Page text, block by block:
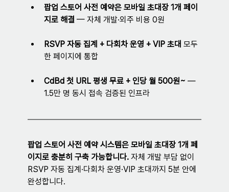
팝업 스토어 사전 예약은 모바일 초대장 1개 페이
지로 해결 — 자체 개발·외주 비용 0원
RSVP 자동 집계 + 다회차 운영 + VIP 초대 모두
한 페이지에 통합
CdBd 첫 URL 평생 무료 + 인당 월 500원~ —
1.5만 명 동시 접속 검증된 인프라
팝업 스토어 사전 예약 시스템은 모바일 초대장 1개 페
이지로 충분히 구축 가능합니다. 자체 개발 부담 없이
RSVP 자동 집계·다회차 운영·VIP 초대까지 5분 안에
완성합니다.